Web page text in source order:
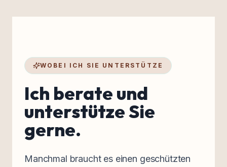
WOBEI ICH SIE UNTERSTÜTZE
Ich berate und
unterstütze Sie
gerne.
Manchmal braucht es einen geschützten